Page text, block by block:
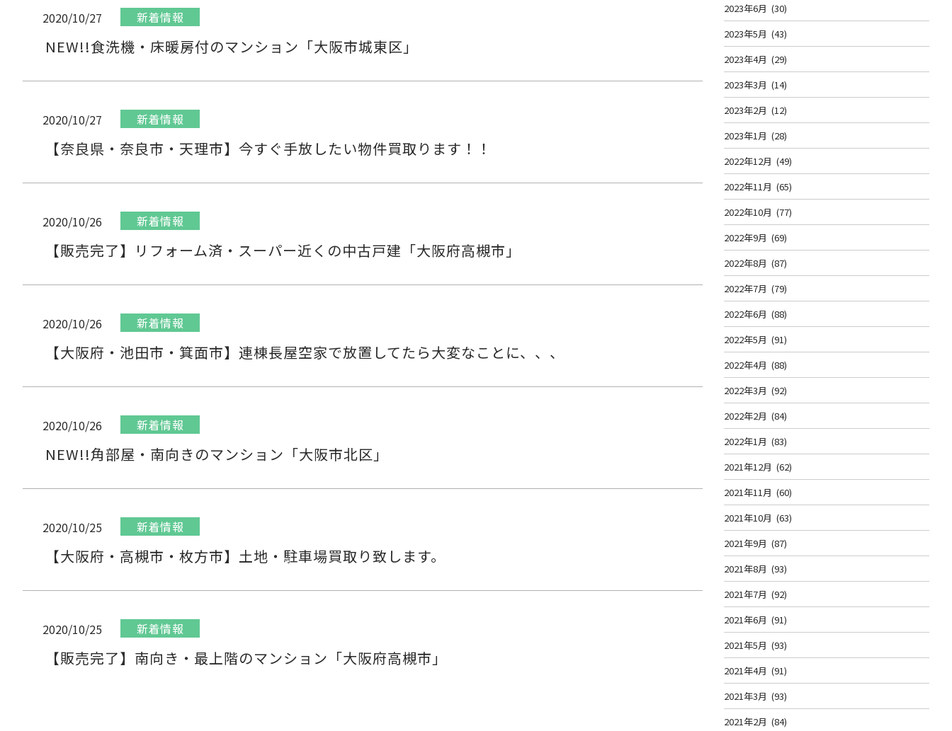
2020/10/27 新着情報
NEW!!食洗機・床暖房付のマンション「大阪市城東区」
2020/10/27 新着情報
【奈良県・奈良市・天理市】今すぐ手放したい物件買取ります！！
2020/10/26 新着情報
【販売完了】リフォーム済・スーパー近くの中古戸建「大阪府高槻市」
2020/10/26 新着情報
【大阪府・池田市・箕面市】連棟長屋空家で放置してたら大変なことに、、、
2020/10/26 新着情報
NEW!!角部屋・南向きのマンション「大阪市北区」
2020/10/25 新着情報
【大阪府・高槻市・枚方市】土地・駐車場買取り致します。
2020/10/25 新着情報
【販売完了】南向き・最上階のマンション「大阪府高槻市」
2023年6月 (30)
2023年5月 (43)
2023年4月 (29)
2023年3月 (14)
2023年2月 (12)
2023年1月 (28)
2022年12月 (49)
2022年11月 (65)
2022年10月 (77)
2022年9月 (69)
2022年8月 (87)
2022年7月 (79)
2022年6月 (88)
2022年5月 (91)
2022年4月 (88)
2022年3月 (92)
2022年2月 (84)
2022年1月 (83)
2021年12月 (62)
2021年11月 (60)
2021年10月 (63)
2021年9月 (87)
2021年8月 (93)
2021年7月 (92)
2021年6月 (91)
2021年5月 (93)
2021年4月 (91)
2021年3月 (93)
2021年2月 (84)